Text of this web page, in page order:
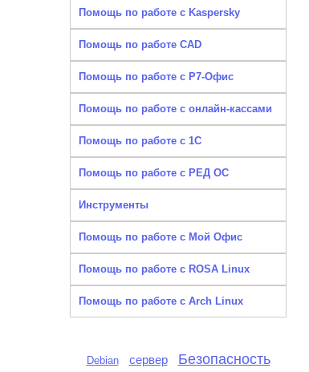
Помощь по работе с Kaspersky
Помощь по работе CAD
Помощь по работе с Р7-Офис
Помощь по работе с онлайн-кассами
Помощь по работе с 1С
Помощь по работе с РЕД ОС
Инструменты
Помощь по работе с Мой Офис
Помощь по работе с ROSA Linux
Помощь по работе с Arch Linux
Debian сервер Безопасность